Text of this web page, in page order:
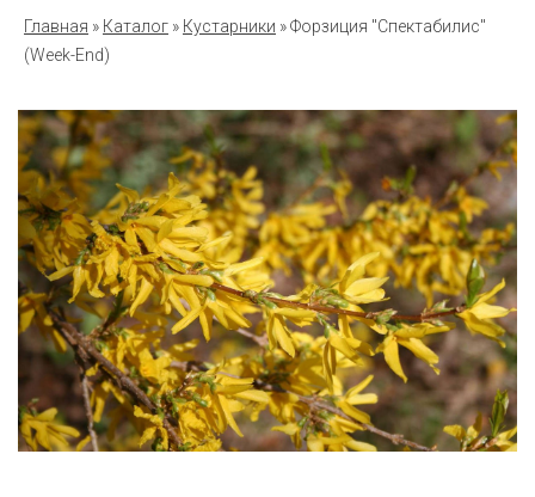
Главная » Каталог » Кустарники »Форзиция "Спектабилис"
(Week-End)